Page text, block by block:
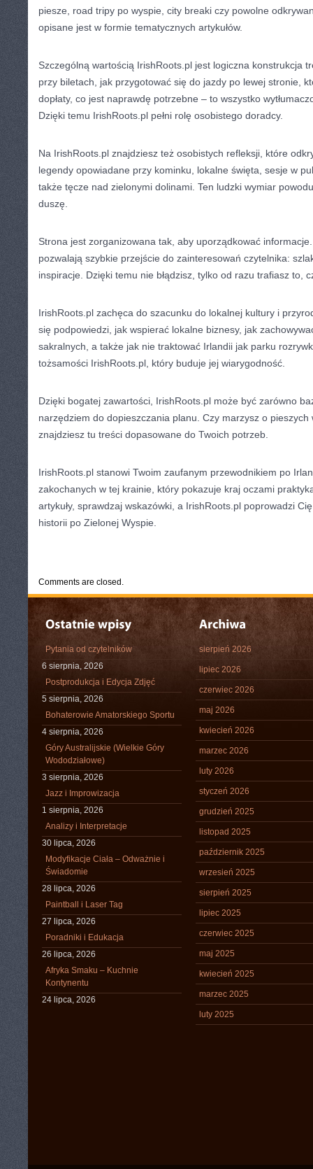
piesze, road tripy po wyspie, city breaki czy powolne
opisane jest w formie tematycznych artykułów.
Szczególną wartością IrishRoots.pl jest logiczna konstrukcja
przy biletach, jak przygotować się do jazdy po lewej stronie,
dopłaty, co jest naprawdę potrzebne – to wszystko
Dzięki temu IrishRoots.pl pełni rolę osobistego doradcy.
Na IrishRoots.pl znajdziesz też osobistych refleksji, które
legendy opowiadane przy kominku, lokalne święta, sesje w
także tęcze nad zielonymi dolinami. Ten ludzki wymiar
duszę.
Strona jest zorganizowana tak, aby uporządkować
pozwalają szybkie przejście do zainteresowań czytelnika:
inspiracje. Dzięki temu nie błądzisz, tylko od razu trafiasz to,
IrishRoots.pl zachęca do szacunku do lokalnej kultury i
się podpowiedzi, jak wspierać lokalne biznesy, jak
sakralnych, a także jak nie traktować Irlandii jak parku
tożsamości IrishRoots.pl, który buduje jej wiarygodność.
Dzięki bogatej zawartości, IrishRoots.pl może być zarówno
narzędziem do dopieszczania planu. Czy marzysz o
znajdziesz tu treści dopasowane do Twoich potrzeb.
IrishRoots.pl stanowi Twoim zaufanym przewodnikiem po
zakochanych w tej krainie, który pokazuje kraj oczami
artykuły, sprawdzaj wskazówki, a IrishRoots.pl poprowadzi
historii po Zielonej Wyspie.
Comments are closed.
Pytania od czytelników
6 sierpnia, 2026
Postprodukcja i Edycja Zdjęć
5 sierpnia, 2026
Bohaterowie Amatorskiego Sportu
4 sierpnia, 2026
Góry Australijskie (Wielkie Góry
Wododziałowe)
3 sierpnia, 2026
Jazz i Improwizacja
1 sierpnia, 2026
Analizy i Interpretacje
30 lipca, 2026
Modyfikacje Ciała – Odważnie i
Świadomie
28 lipca, 2026
Paintball i Laser Tag
27 lipca, 2026
Poradniki i Edukacja
26 lipca, 2026
Afryka Smaku – Kuchnie
Kontynentu
24 lipca, 2026
sierpień 2026
lipiec 2026
czerwiec 2026
maj 2026
kwiecień 2026
marzec 2026
luty 2026
styczeń 2026
grudzień 2025
listopad 2025
październik 2025
wrzesień 2025
sierpień 2025
lipiec 2025
czerwiec 2025
maj 2025
kwiecień 2025
marzec 2025
luty 2025